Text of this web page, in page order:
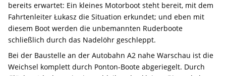
bereits erwartet: Ein kleines Motorboot steht bereit, mit dem
Fahrtenleiter Łukasz die Situation erkundet; und eben mit
diesem Boot werden die unbemannten Ruderboote
schließlich durch das Nadelöhr geschleppt.
Bei der Baustelle an der Autobahn A2 nahe Warschau ist die
Weichsel komplett durch Ponton-Boote abgeriegelt. Durch